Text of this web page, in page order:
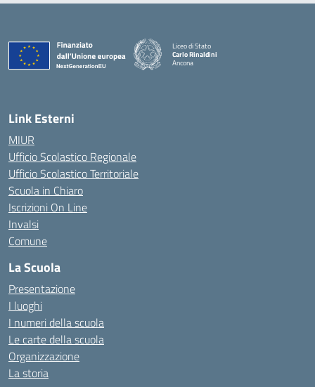
Liceo di Stato
Carlo Rinaldini
Ancona
Link Esterni
MIUR
Ufficio Scolastico Regionale
Ufficio Scolastico Territoriale
Scuola in Chiaro
Iscrizioni On Line
Invalsi
Comune
La Scuola
Presentazione
I luoghi
I numeri della scuola
Le carte della scuola
Organizzazione
La storia